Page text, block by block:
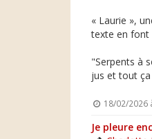
« Laurie »,
texte en font
"Serpents à
jus et tout ça
18/02/2026
Je pleure